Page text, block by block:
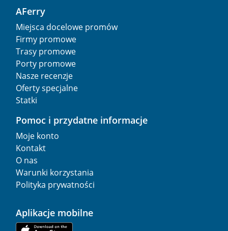
AFerry
Miejsca docelowe promów
Firmy promowe
Trasy promowe
Porty promowe
Nasze recenzje
Oferty specjalne
Statki
Pomoc i przydatne informacje
Moje konto
Kontakt
O nas
Warunki korzystania
Polityka prywatności
Aplikacje mobilne